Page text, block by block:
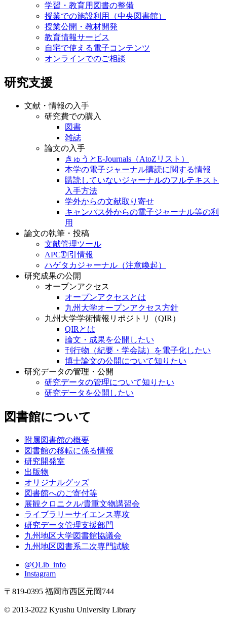
学習・教育用図書の整備
授業での施設利用（中央図書館）
授業公開・教材開発
教育情報サービス
自宅で使える電子コンテンツ
オンラインでのご相談
研究支援
文献・情報の入手
研究費での購入
図書
雑誌
論文の入手
きゅうとE-Journals（AtoZリスト）
本学の電子ジャーナル購読に関する情報
購読していないジャーナルのフルテキスト
入手方法
学外からの文献取り寄せ
キャンパス外からの電子ジャーナル等の利
用
論文の執筆・投稿
文献管理ツール
APC割引情報
ハゲタカジャーナル（注意喚起）
研究成果の公開
オープンアクセス
オープンアクセスとは
九州大学オープンアクセス方針
九州大学学術情報リポジトリ（QIR）
QIRとは
論文・成果を公開したい
刊行物（紀要・学会誌）を電子化したい
博士論文の公開について知りたい
研究データの管理・公開
研究データの管理について知りたい
研究データを公開したい
図書館について
附属図書館の概要
図書館の移転に係る情報
研究開発室
出版物
オリジナルグッズ
図書館へのご寄付等
展観クロニクル/貴重文物講習会
ライブラリーサイエンス専攻
研究データ管理支援部門
九州地区大学図書館協議会
九州地区図書系二次専門試験
@QLib_info
Instagram
〒819-0395 福岡市西区元岡744
© 2013-2022 Kyushu University Library